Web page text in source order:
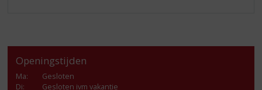
Openingstijden
Ma:
Gesloten
Di:
Gesloten ivm vakantie